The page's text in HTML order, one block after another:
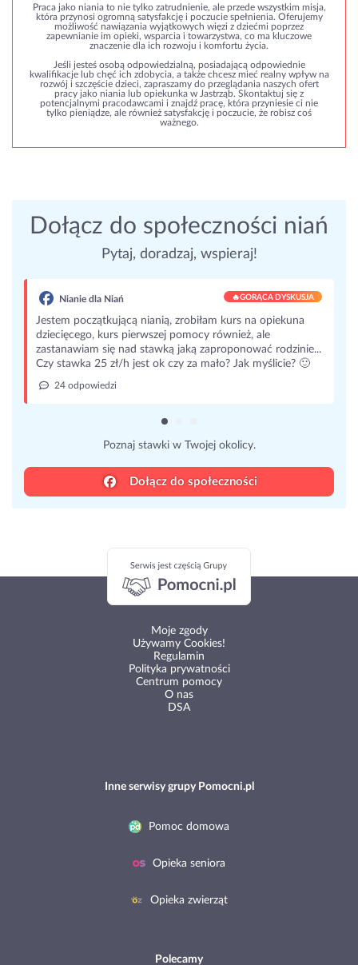
Praca jako niania to nie tylko zatrudnienie, ale przede wszystkim misja,
która przynosi ogromną satysfakcję i poczucie spełnienia. Oferujemy
możliwość nawiązania wyjątkowych więzi z dziećmi poprzez
zapewnianie im opieki, wsparcia i towarzystwa, co ma kluczowe
znaczenie dla ich rozwoju i komfortu życia.
Jeśli jesteś osobą odpowiedzialną, posiadającą odpowiednie
kwalifikacje lub chęć ich zdobycia, a także chcesz mieć realny wpływ na
rozwój i szczęście dzieci, zapraszamy do przeglądania naszych ofert
pracy jako niania lub opiekunka w Jastrząb. Skontaktuj się z
potencjalnymi pracodawcami i znajdź pracę, która przyniesie ci nie
tylko pieniądze, ale również satysfakcję i poczucie, że robisz coś
ważnego.
Dołącz do społeczności niań
Pytaj, doradzaj, wspieraj!
Nianie dla Niań 🔥GORĄCA DYSKUSJA
Jestem początkującą nianią, zrobiłam kurs na opiekuna
dziecięcego, kurs pierwszej pomocy również, ale
zastanawiam się nad stawką jaką zaproponować rodzinie...
Czy stawka 25 zł/h jest ok czy za mało? Jak myślicie? 🙂
24 odpowiedzi
Poznaj stawki w Twojej okolicy.
Dołącz do społeczności
Moje zgody
Używamy Cookies!
Regulamin
Polityka prywatności
Centrum pomocy
O nas
DSA
Inne serwisy grupy Pomocni.pl
Pomoc domowa
Opieka seniora
Opieka zwierząt
Polecamy